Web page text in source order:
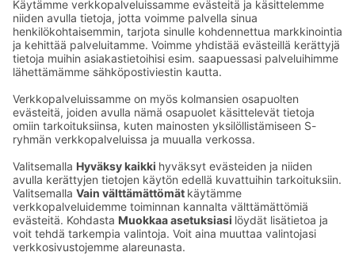
myyntipalveluista. Hotellien yhteystiedot löytyvättäältä
»
Ota yhteyttä
Hotellien yhteystiedot
Asiakaspalvelun yhteystiedot›
Palaute
Anna palautetta
Sokos Hotels uutiskirje
Tilaa uutiskirje
Saat Sokos Hotellien uusimmat
edut ja uutiset sähköpostiisi
kuukausittain.
Palkinnot ja sertifikaatit
Sokos Hotels somessa
Sokos Hotels
Facebookissa
Sokos Hotels
Sokos
Hotels
Sokos
Hotels